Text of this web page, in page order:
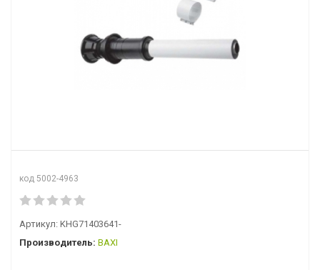
код 5002-4963
Артикул: KHG71403641-
Производитель: BAXI